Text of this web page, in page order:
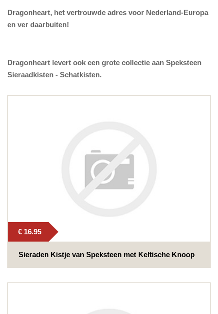
Dragonheart, het vertrouwde adres voor Nederland-Europa
en ver daarbuiten!
Dragonheart levert ook een grote collectie aan Speksteen
Sieraadkisten - Schatkisten.
€ 16.95
Sieraden Kistje van Speksteen met Keltische Knoop